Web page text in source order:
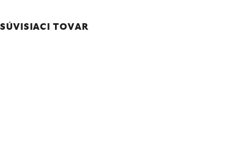
SÚVISIACI TOVAR